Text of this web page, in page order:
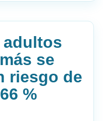
adultos
se
riesgo de
%